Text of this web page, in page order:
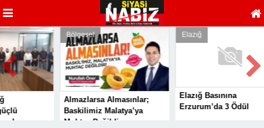
Bölgesel
Almazlarsa Almasınlar;
Baskilimiz Malatya’ya
Muhtaç Değildir
Elazığ
Elazığ Basınına
Erzurum’da 3 Ödül